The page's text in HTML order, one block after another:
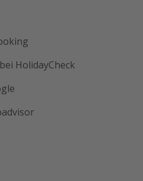
HolidayCheck